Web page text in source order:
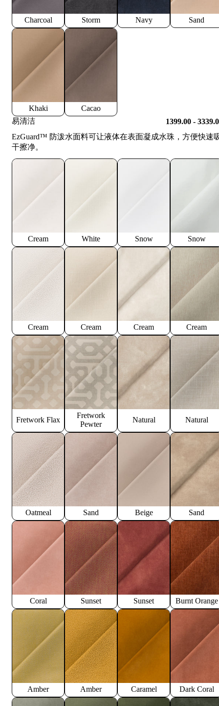
Charcoal Storm Navy Sand
Khaki
Cacao
易清洁
1399.00 -
EzGuard™️ 防泼水面料可让液体在表面凝成水珠，方便快速
干擦净。
Cream White Snow Snow
Cream Cream Cream Cream
Fretwork Flax
Fretwork
Pewter
Natural Natural
Oatmeal Sand Beige Sand
Coral Sunset Sunset Burnt Orange
Amber Amber Caramel Dark Coral